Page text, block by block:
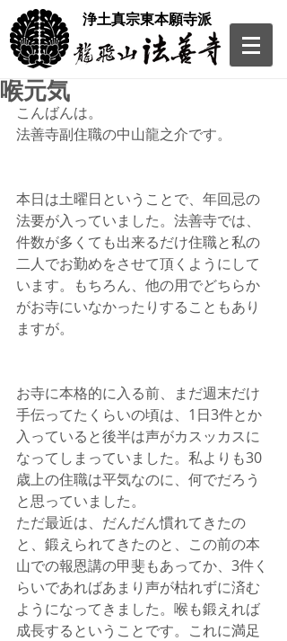
​浄土真宗東本願寺派
喉元気
こんばんは。
法善寺副住職の中山龍之介です。
本日は土曜日ということで、年回忌の
法要が入っていました。法善寺では、
件数が多くても出来るだけ住職と私の
二人でお勤めをさせて頂くようにして
います。もちろん、他の用でどちらか
がお寺にいなかったりすることもあり
ますが。
お寺に本格的に入る前、まだ週末だけ
手伝ってたくらいの頃は、1日3件とか
入っていると後半は声がカスッカスに
なってしまっていました。私よりも30
歳上の住職は平気なのに、何でだろう
と思っていました。
ただ最近は、だんだん慣れてきたの
と、鍛えられてきたのと、この前の本
山での報恩講の甲斐もあってか、3件く
らいであればあまり声が枯れずに済む
ようになってきました。喉も鍛えれば
成長するということです。これに満足